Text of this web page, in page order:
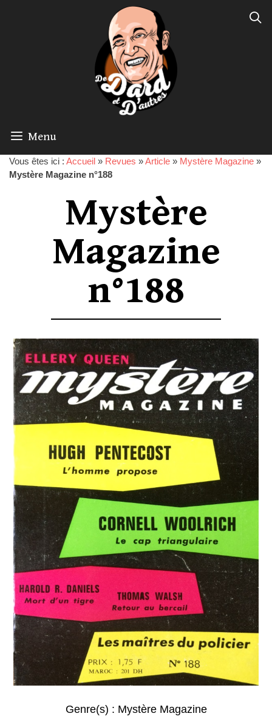
Menu
Vous êtes ici : Accueil » Revues »Article » Mystère Magazine »
Mystère Magazine n°188
Mystère
Magazine
n°188
Genre(s) : Mystère Magazine